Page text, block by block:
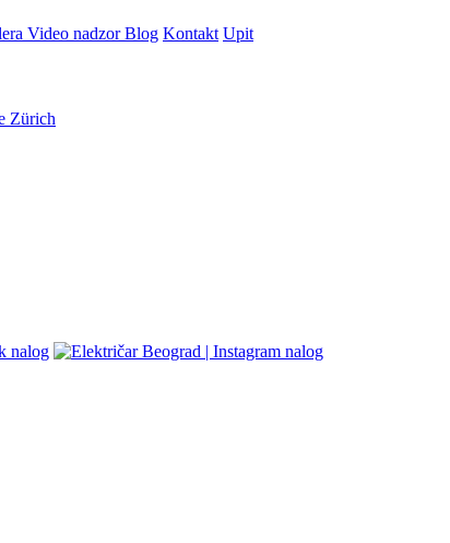
Video nadzorBlog Kontakt Upit
Zürich